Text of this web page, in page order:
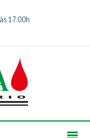
17:00h